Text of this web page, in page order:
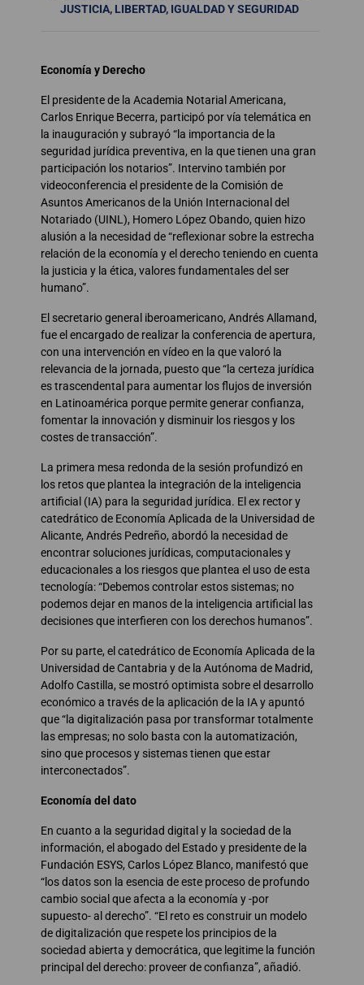
JUSTICIA, LIBERTAD, IGUALDAD Y SEGURIDAD
Economía y Derecho
El presidente de la Academia Notarial Americana,
Carlos Enrique Becerra, participó por vía telemática en
la inauguración y subrayó “la importancia de la
seguridad jurídica preventiva, en la que tienen una gran
participación los notarios”. Intervino también por
videoconferencia el presidente de la Comisión de
Asuntos Americanos de la Unión Internacional del
Notariado (UINL), Homero López Obando, quien hizo
alusión a la necesidad de “reflexionar sobre la estrecha
relación de la economía y el derecho teniendo en cuenta
la justicia y la ética, valores fundamentales del ser
humano”.
El secretario general iberoamericano, Andrés Allamand,
fue el encargado de realizar la conferencia de apertura,
con una intervención en vídeo en la que valoró la
relevancia de la jornada, puesto que “la certeza jurídica
es trascendental para aumentar los flujos de inversión
en Latinoamérica porque permite generar confianza,
fomentar la innovación y disminuir los riesgos y los
costes de transacción”.
La primera mesa redonda de la sesión profundizó en
los retos que plantea la integración de la inteligencia
artificial (IA) para la seguridad jurídica. El ex rector y
catedrático de Economía Aplicada de la Universidad de
Alicante, Andrés Pedreño, abordó la necesidad de
encontrar soluciones jurídicas, computacionales y
educacionales a los riesgos que plantea el uso de esta
tecnología: “Debemos controlar estos sistemas; no
podemos dejar en manos de la inteligencia artificial las
decisiones que interfieren con los derechos humanos”.
Por su parte, el catedrático de Economía Aplicada de la
Universidad de Cantabria y de la Autónoma de Madrid,
Adolfo Castilla, se mostró optimista sobre el desarrollo
económico a través de la aplicación de la IA y apuntó
que “la digitalización pasa por transformar totalmente
las empresas; no solo basta con la automatización,
sino que procesos y sistemas tienen que estar
interconectados”.
Economía del dato
En cuanto a la seguridad digital y la sociedad de la
información, el abogado del Estado y presidente de la
Fundación ESYS, Carlos López Blanco, manifestó que
“los datos son la esencia de este proceso de profundo
cambio social que afecta a la economía y -por
supuesto- al derecho”. “El reto es construir un modelo
de digitalización que respete los principios de la
sociedad abierta y democrática, que legitime la función
principal del derecho: proveer de confianza”, añadió.